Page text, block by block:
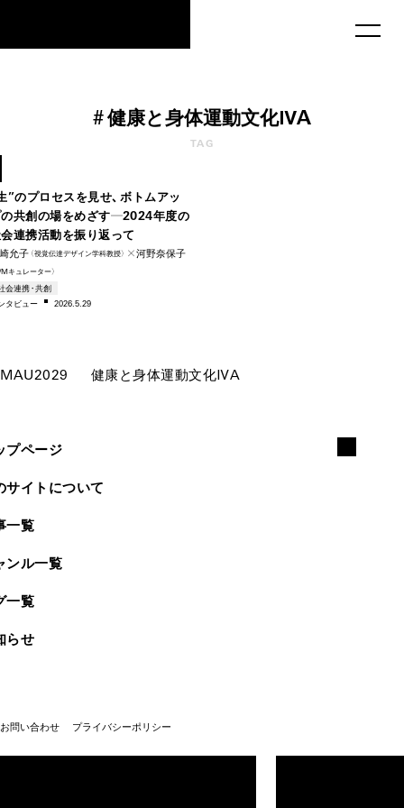
#健康と身体運動文化ⅣA
TAG
”のプロセスを見せ、ボトムアッ
の共創の場をめざす―2024年度の
連携活動を振り返って
允子 （視覚伝達デザイン学科教授） ✕河野奈保子
Mキュ レーター）
会連携・共創
タビ ュー 2026.5.29
MAU2029 健康と身体運動文化ⅣA
プページ
サイトについて
一覧
ンル一覧
一覧
らせ
お問い合わせ プライバシーポリシー